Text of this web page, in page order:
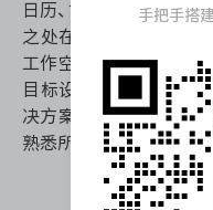
日历、甘特图等，满足
之处在于其高度可定制
工作空间、项目和任务
目标设定和文档协作等
决方案。然而，由于功
熟悉所有特性。
手把手搭